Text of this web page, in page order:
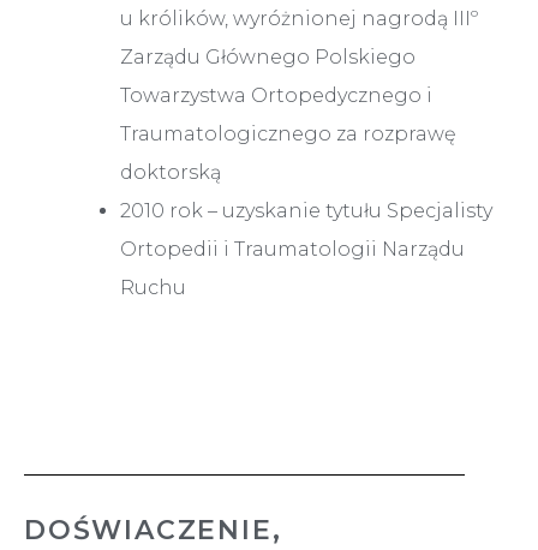
u królików, wyróżnionej nagrodą IIIº
Zarządu Głównego Polskiego
Towarzystwa Ortopedycznego i
Traumatologicznego za rozprawę
doktorską
2010 rok – uzyskanie tytułu Specjalisty
Ortopedii i Traumatologii Narządu
Ruchu
DOŚWIACZENIE,